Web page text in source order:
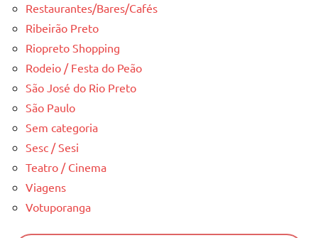
Restaurantes/Bares/Cafés
Ribeirão Preto
Riopreto Shopping
Rodeio / Festa do Peão
São José do Rio Preto
São Paulo
Sem categoria
Sesc / Sesi
Teatro / Cinema
Viagens
Votuporanga